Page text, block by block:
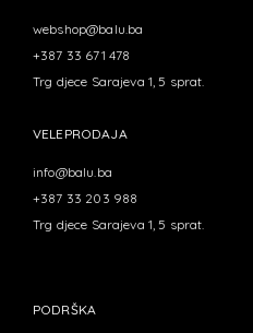
webshop@balu.ba
+387 33 671 478
Trg djece Sarajeva 1, 5 sprat.
VELEPRODAJA
info@balu.ba
+387 33 203 988
Trg djece Sarajeva 1, 5 sprat.
PODRŠKA